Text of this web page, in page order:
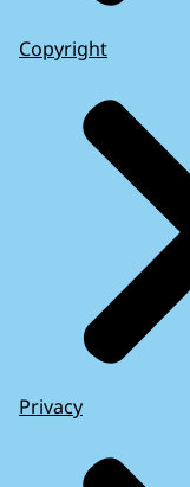
Copyright
Privacy